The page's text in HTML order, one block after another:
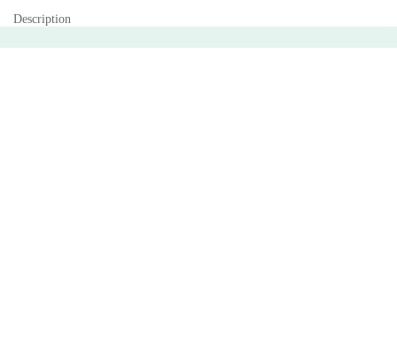
Description